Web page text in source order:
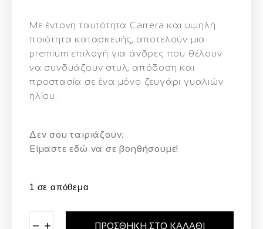
Με έντονη ταυτότητα Carrera και υψηλή
ποιότητα κατασκευής, αποτελούν μια
premium επιλογή για άνδρες που θέλουν
να συνδυάζουν στυλ, απόδοση και
προστασία σε ένα μόνο ζευγάρι γυαλιών
ηλίου.
Δεν σου ταιριάζουν;
Eίμαστε εδώ να σε βοηθήσουμε!
1 σε απόθεμα
− + ΠΡΟΣΘΉΚΗ ΣΤΟ ΚΑΛΆΘΙ